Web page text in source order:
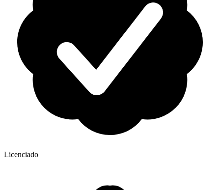
Licenciado